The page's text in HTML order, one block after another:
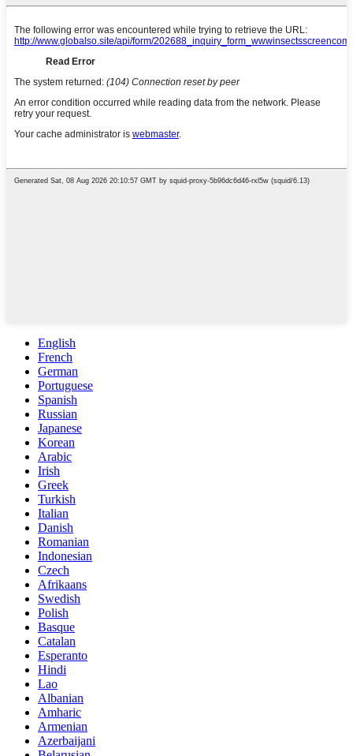
English
French
German
Portuguese
Spanish
Russian
Japanese
Korean
Arabic
Irish
Greek
Turkish
Italian
Danish
Romanian
Indonesian
Czech
Afrikaans
Swedish
Polish
Basque
Catalan
Esperanto
Hindi
Lao
Albanian
Amharic
Armenian
Azerbaijani